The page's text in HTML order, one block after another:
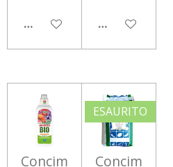
AGGIUNGI AL CARRELLO
AGGIUNGI AL
Concim
ESAURITO
Concim